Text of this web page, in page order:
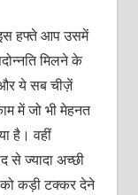
हफ्ते आप उसमें
मिलने के
ये सब चीज़ें
में जो भी मेहनत
है। वहीं
से ज्‍यादा अच्‍छी
को कड़ी टक्‍कर देने